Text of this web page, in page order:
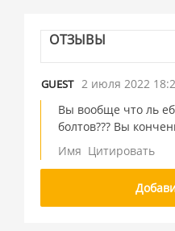
ОТЗЫВЫ
GUEST 2 июля 2022
Вы вообще что ль
болтов??? Вы
Имя Цитировать